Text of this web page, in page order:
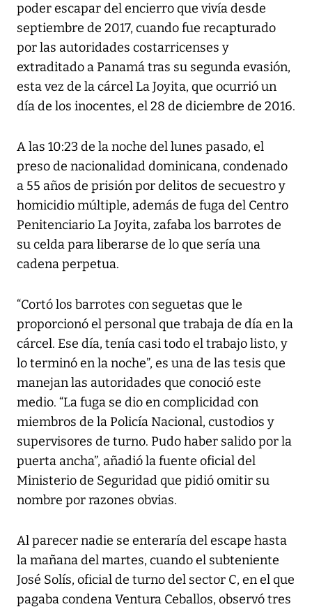
poder escapar del encierro que vivía desde
septiembre de 2017, cuando fue recapturado
por las autoridades costarricenses y
extraditado a Panamá tras su segunda evasión,
esta vez de la cárcel La Joyita, que ocurrió un
día de los inocentes, el 28 de diciembre de 2016.
A las 10:23 de la noche del lunes pasado, el
preso de nacionalidad dominicana, condenado
a 55 años de prisión por delitos de secuestro y
homicidio múltiple, además de fuga del Centro
Penitenciario La Joyita, zafaba los barrotes de
su celda para liberarse de lo que sería una
cadena perpetua.
“Cortó los barrotes con seguetas que le
proporcionó el personal que trabaja de día en la
cárcel. Ese día, tenía casi todo el trabajo listo, y
lo terminó en la noche”, es una de las tesis que
manejan las autoridades que conoció este
medio. “La fuga se dio en complicidad con
miembros de la Policía Nacional, custodios y
supervisores de turno. Pudo haber salido por la
puerta ancha”, añadió la fuente oficial del
Ministerio de Seguridad que pidió omitir su
nombre por razones obvias.
Al parecer nadie se enteraría del escape hasta
la mañana del martes, cuando el subteniente
José Solís, oficial de turno del sector C, en el que
pagaba condena Ventura Ceballos, observó tres